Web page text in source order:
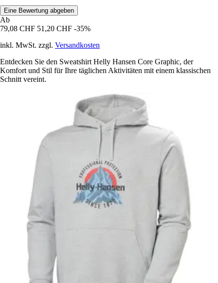
Eine Bewertung abgeben
Ab
79,08 CHF 51,20 CHF -35%
inkl. MwSt. zzgl. Versandkosten
Entdecken Sie den Sweatshirt Helly Hansen Core Graphic, der
Komfort und Stil für Ihre täglichen Aktivitäten mit einem klassischen
Schnitt vereint.